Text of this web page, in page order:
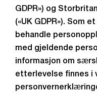
GDPR») og
(«UK GDPR»). Som
behandle
med gjeldende
informasjon om
etterlevelse finnes i